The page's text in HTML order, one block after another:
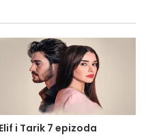
Elif i Tarik 7 epizoda